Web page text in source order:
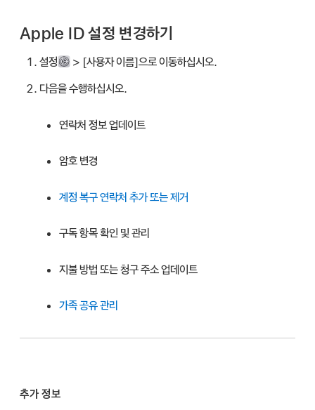
Apple ID 설정 변경하기
설정 > [사용자 이름]으로 이동하십시오.
다음을 수행하십시오.
연락처 정보 업데이트
암호 변경
계정 복구 연락처 추가 또는 제거
구독 항목 확인 및 관리
지불 방법 또는 청구 주소 업데이트
가족 공유 관리
추가 정보